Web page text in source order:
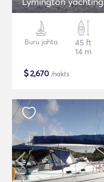
Buru jahta
45 ft
14 m
$2,670 /nakts